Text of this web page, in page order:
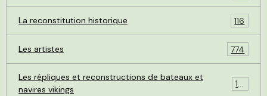
La reconstitution historique 116
Les artistes 774
Les répliques et reconstructions de bateaux et
navires vikings
119